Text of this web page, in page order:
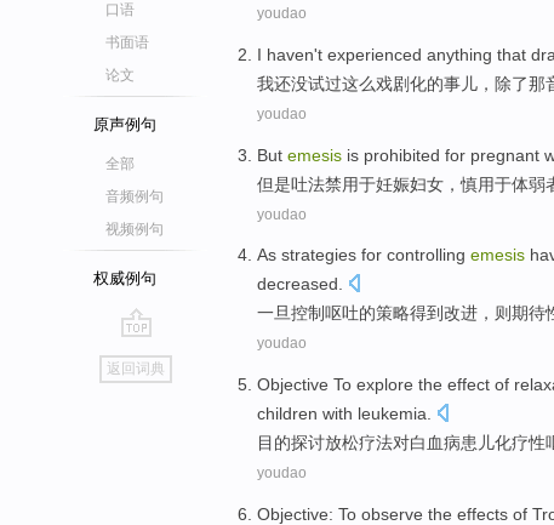
口语
书面语
论文
原声例句
全部
音频例句
视频例句
权威例句
go
top
返回词典
youdao
I haven't experienced anything that
我还没试过这么戏剧化的事儿， 除了那
youdao
But emesis is prohibited for pregnant
但是吐法禁用于妊娠妇女 ，慎用于体弱
youdao
As strategies for controlling emesis
decreased.
一旦控制呕吐的策略得到改进，则期待
youdao
Objective To explore the effect of
children with leukemia
目的探讨放松疗法对白血病患儿化疗性
youdao
Objective: To observe the effects of